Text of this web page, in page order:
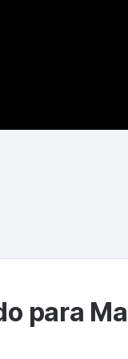
para